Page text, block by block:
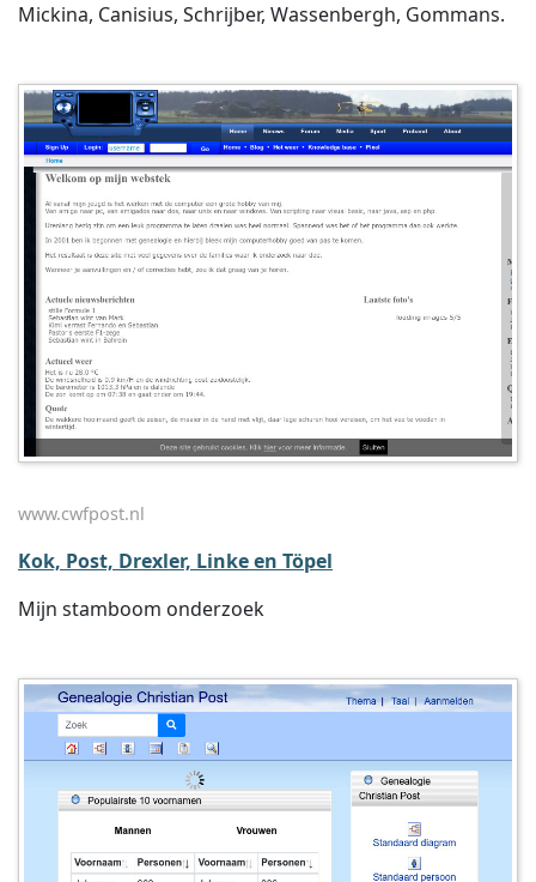
Mickina, Canisius, Schrijber, Wassenbergh, Gommans.
www.cwfpost.nl
Kok, Post, Drexler, Linke en Töpel
Mijn stamboom onderzoek